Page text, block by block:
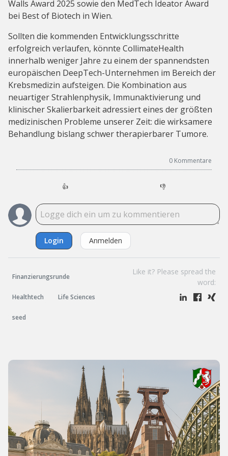
Walls Award 2025 sowie den MedTech Ideator Award
bei Best of Biotech in Wien.
Sollten die kommenden Entwicklungsschritte
erfolgreich verlaufen, könnte CollimateHealth
innerhalb weniger Jahre zu einem der spannendsten
europäischen DeepTech-Unternehmen im Bereich der
Krebsmedizin aufsteigen. Die Kombination aus
neuartiger Strahlenphysik, Immunaktivierung und
klinischer Skalierbarkeit adressiert eines der größten
medizinischen Probleme unserer Zeit: die wirksamere
Behandlung bislang schwer therapierbarer Tumore.
0 Kommentare
👍 👎
Login Anmelden
Finanzierungsrunde
Healthtech Life Sciences
seed
Like it? Please spread the
word: